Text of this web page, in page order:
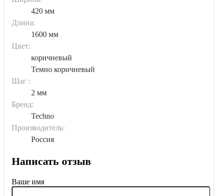
420 мм
Длина:
1600 мм
Цвет:
коричневый
Темно коричневый
Шаг :
2 мм
Бренд:
Techno
Производитель:
Россия
Написать отзыв
Ваше имя